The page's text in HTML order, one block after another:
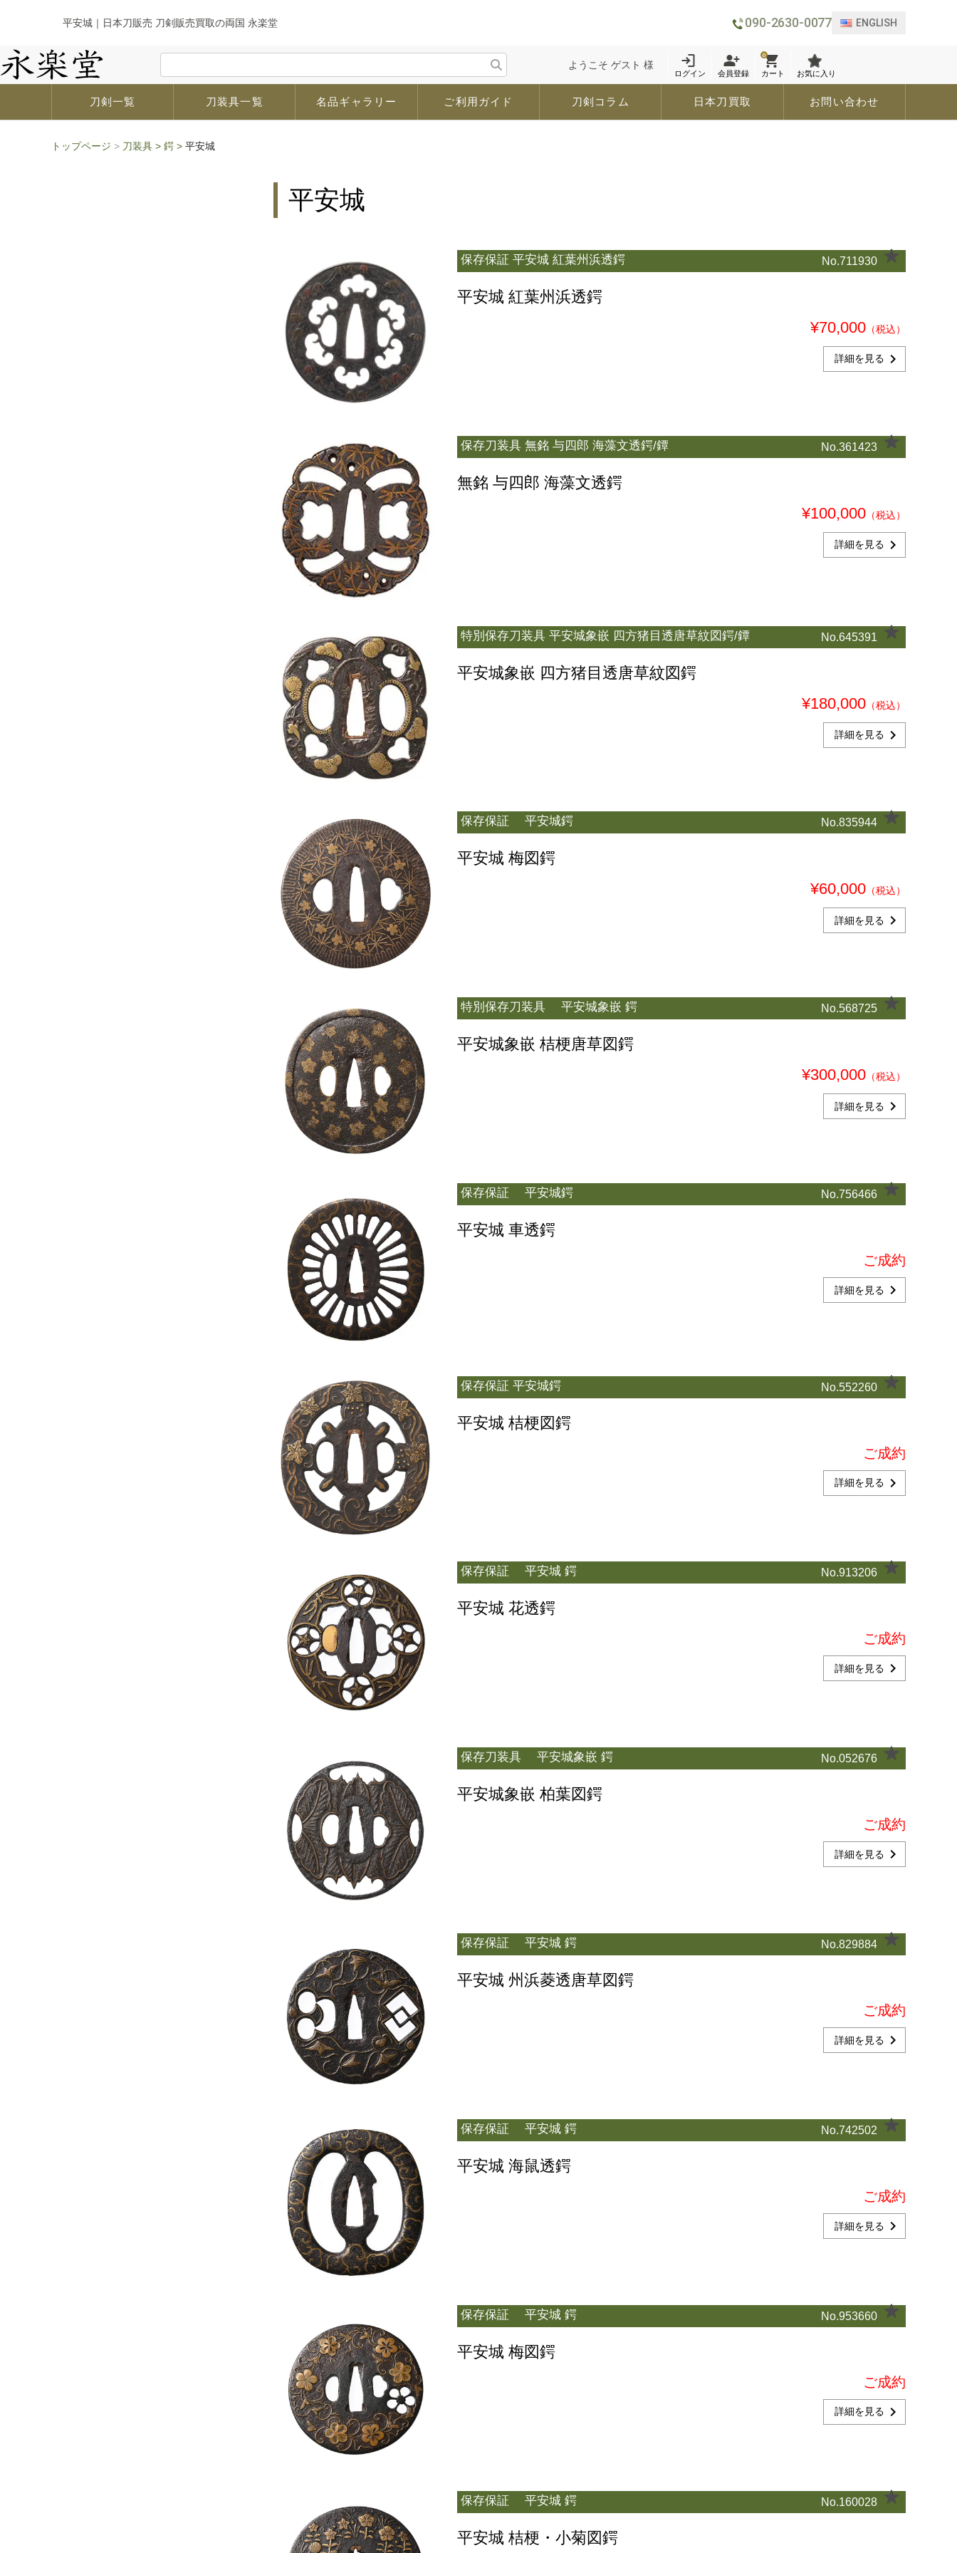
平安城｜日本刀販売 刀剣販売買取の両国 永楽堂 090-2630-0077 ENGLISH
ようこそ ゲスト 様
ログイン 会員登録
0
カート お気に入り
刀剣一覧 刀装具一覧 名品ギャラリー ご利用ガイド 刀剣コラム 日本刀買取 お問い合わせ
トップページ > 刀装具 > 鍔 > 平安城
平安城
保存保証 平安城 紅葉州浜透鍔 No.711930
平安城 紅葉州浜透鍔
¥70,000 （税込）
詳細を見る chevron_right
保存刀装具 無銘 与四郎 海藻文透鍔/鐔 No.361423
無銘 与四郎 海藻文透鍔
¥100,000 （税込）
詳細を見る chevron_right
特別保存刀装具 平安城象嵌 四方猪目透唐草紋図鍔/鐔 No.645391
平安城象嵌 四方猪目透唐草紋図鍔
¥180,000 （税込）
詳細を見る chevron_right
保存保証 平安城鍔 No.835944
平安城 梅図鍔
¥60,000 （税込）
詳細を見る chevron_right
特別保存刀装具 平安城象嵌 鍔 No.568725
平安城象嵌 桔梗唐草図鍔
¥300,000 （税込）
詳細を見る chevron_right
保存保証 平安城鍔 No.756466
平安城 車透鍔
ご成約
詳細を見る chevron_right
保存保証 平安城鍔 No.552260
平安城 桔梗図鍔
ご成約
詳細を見る chevron_right
保存保証 平安城 鍔 No.913206
平安城 花透鍔
ご成約
詳細を見る chevron_right
保存刀装具 平安城象嵌 鍔 No.052676
平安城象嵌 柏葉図鍔
ご成約
詳細を見る chevron_right
保存保証 平安城 鍔 No.829884
平安城 州浜菱透唐草図鍔
ご成約
詳細を見る chevron_right
保存保証 平安城 鍔 No.742502
平安城 海鼠透鍔
ご成約
詳細を見る chevron_right
保存保証 平安城 鍔 No.953660
平安城 梅図鍔
ご成約
詳細を見る chevron_right
保存保証 平安城 鍔 No.160028
平安城 桔梗・小菊図鍔